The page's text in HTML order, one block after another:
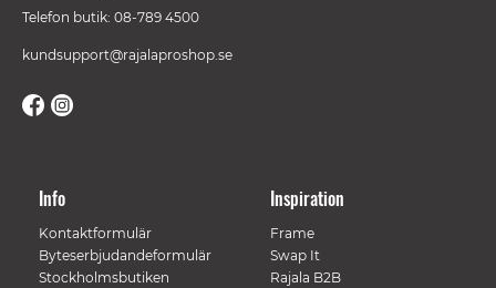
Telefon butik: 08-789 4500
kundsupport@rajalaproshop.se
Info
Kontaktformulär
Byteserbjudandeformulär
Stockholmsbutiken
Inspiration
Frame
Swap It
Rajala B2B